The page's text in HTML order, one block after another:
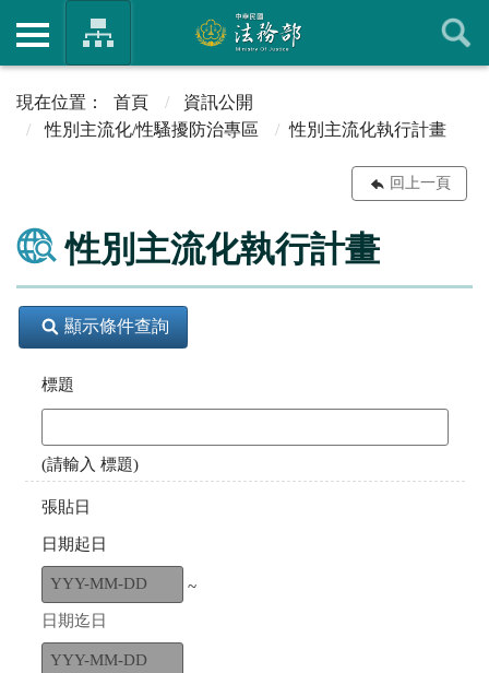
首頁
資訊公開
性別主流化/性騷擾防治專區
性別主流化執行計畫
回上一頁
性別主流化執行計畫
顯示條件查詢
標題
(請輸入 標題)
張貼日
日期起日
~
日期迄日